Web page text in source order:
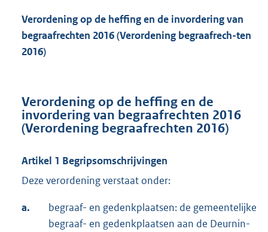
Verordening op de heffing en de invordering van
begraafrechten 2016 (Verordening begraafrech-ten
2016)
Verordening op de heffing en de
invordering van begraafrechten 2016
(Verordening begraafrechten 2016)
Artikel 1 Begripsomschrijvingen
Deze verordening verstaat onder:
a.
begraaf- en gedenkplaatsen: de gemeentelijke
begraaf- en gedenkplaatsen aan de Deurnin-